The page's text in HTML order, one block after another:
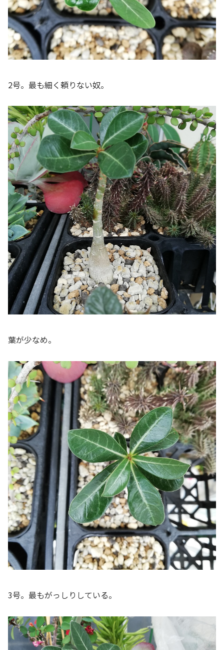
2号。最も細く頼りない奴。
葉が少なめ。
3号。最もがっしりしている。